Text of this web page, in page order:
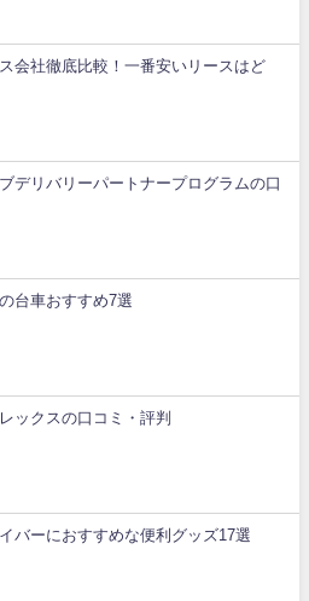
会社徹底比較！一番安いリースはど
デリバリーパートナープログラムの口
台車おすすめ7選
ックスの口コミ・評判
バーにおすすめな便利グッズ17選